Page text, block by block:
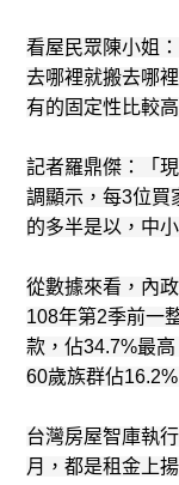
看屋民眾陳小姐
去哪裡就搬去哪
有的固定性比較高
記者羅鼎傑：「
調顯示，每3位買
的多半是以，中
從數據來看，內
108年第2季前一
款，佔34.7%最
60歲族群佔16.2%
台灣房屋智庫執
月，都是租金上